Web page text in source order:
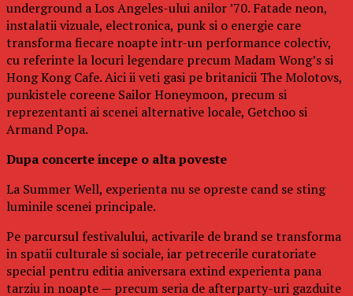
underground a Los Angeles-ului anilor ’70. Fatade neon,
instalatii vizuale, electronica, punk si o energie care
transforma fiecare noapte intr-un performance colectiv,
cu referinte la locuri legendare precum Madam Wong’s si
Hong Kong Cafe. Aici ii veti gasi pe britanicii The Molotovs,
punkistele coreene Sailor Honeymoon, precum si
reprezentanti ai scenei alternative locale, Getchoo si
Armand Popa.
Dupa concerte incepe o alta poveste
La Summer Well, experienta nu se opreste cand se sting
luminile scenei principale.
Pe parcursul festivalului, activarile de brand se transforma
in spatii culturale si sociale, iar petrecerile curatoriate
special pentru editia aniversara extind experienta pana
tarziu in noapte — precum seria de afterparty-uri gazduite